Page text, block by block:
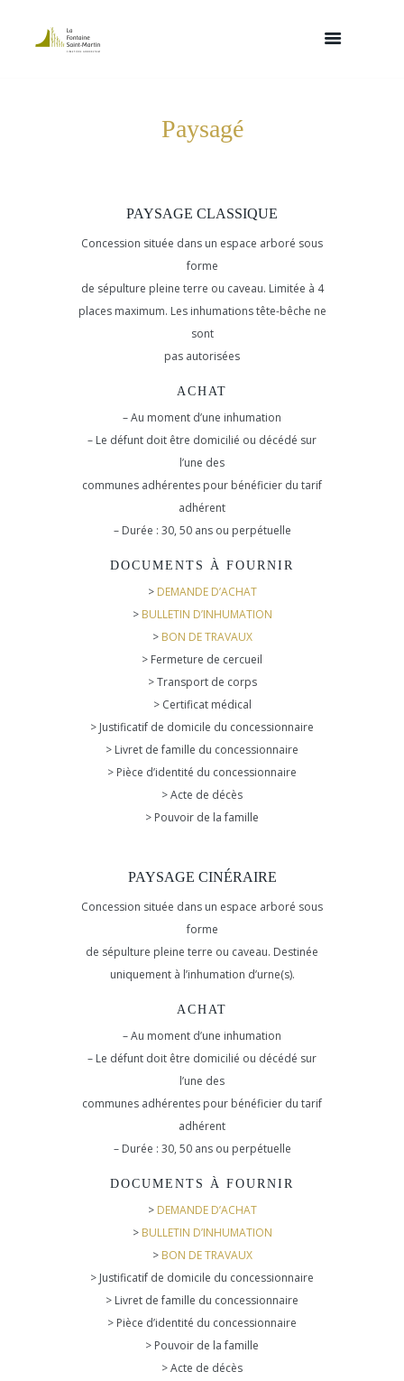
Paysagé
PAYSAGE CLASSIQUE
Concession située dans un espace arboré sous
forme
de sépulture pleine terre ou caveau. Limitée à 4
places maximum. Les inhumations tête-bêche ne
sont
pas autorisées
ACHAT
– Au moment d’une inhumation
– Le défunt doit être domicilié ou décédé sur
l’une des
communes adhérentes pour bénéficier du tarif
adhérent
– Durée : 30, 50 ans ou perpétuelle
DOCUMENTS À FOURNIR
> DEMANDE D’ACHAT
> BULLETIN D’INHUMATION
> BON DE TRAVAUX
> Fermeture de cercueil
> Transport de corps
> Certificat médical
> Justificatif de domicile du concessionnaire
> Livret de famille du concessionnaire
> Pièce d’identité du concessionnaire
> Acte de décès
> Pouvoir de la famille
PAYSAGE CINÉRAIRE
Concession située dans un espace arboré sous
forme
de sépulture pleine terre ou caveau. Destinée
uniquement à l’inhumation d’urne(s).
ACHAT
– Au moment d’une inhumation
– Le défunt doit être domicilié ou décédé sur
l’une des
communes adhérentes pour bénéficier du tarif
adhérent
– Durée : 30, 50 ans ou perpétuelle
DOCUMENTS À FOURNIR
> DEMANDE D’ACHAT
> BULLETIN D’INHUMATION
> BON DE TRAVAUX
> Justificatif de domicile du concessionnaire
> Livret de famille du concessionnaire
> Pièce d’identité du concessionnaire
> Pouvoir de la famille
> Acte de décès